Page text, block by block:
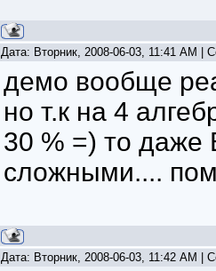
Дата: Вторник, 2008-06-03, 11:41 AM |
демо вообще
но т.к на 4
30 % =) то даже
сложными....
Дата: Вторник, 2008-06-03, 11:42 AM |